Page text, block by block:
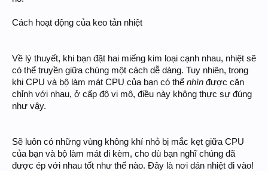
Cách hoạt động của keo tản nhiệt
Về lý thuyết, khi bạn đặt hai miếng kim loại cạnh nhau, nhiệt sẽ
có thể truyền giữa chúng một cách dễ dàng. Tuy nhiên, trong
khi CPU và bộ làm mát CPU của bạn có thể nhìn được căn
chỉnh với nhau, ở cấp độ vi mô, điều này không thực sự đúng
như vậy.
Sẽ luôn có những vùng không khí nhỏ bị mắc kẹt giữa CPU
của bạn và bộ làm mát đi kèm, cho dù bạn nghĩ chúng đã
được ép với nhau tốt như thế nào. Đây là nơi dán nhiệt đi vào!